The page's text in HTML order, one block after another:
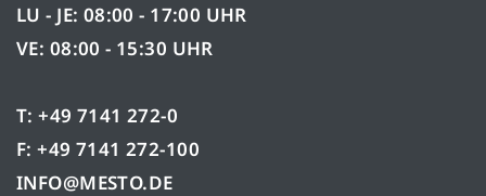
LU - JE: 08:00 - 17:00 UHR
VE: 08:00 - 15:30 UHR
T: +49 7141 272-0
F: +49 7141 272-100
INFO@MESTO.DE